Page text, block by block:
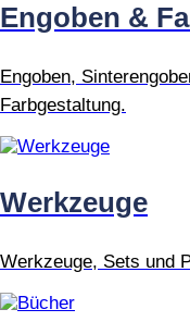
Engoben &
Engoben,
Farbgestaltung.
Werkzeuge
Werkzeuge, Sets und